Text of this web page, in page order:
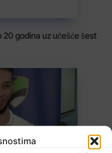
godina uz učešće šest